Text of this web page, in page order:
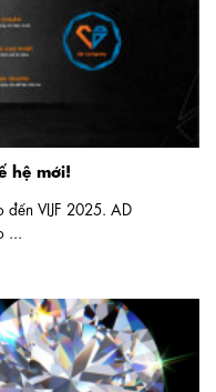
hệ mới!
đến VIJF 2025. AD